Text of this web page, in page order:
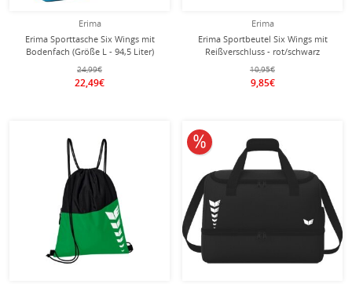
Erima
Erima Sporttasche Six Wings mit
Bodenfach (Größe L - 94,5 Liter)
curacaoblau/schwarz 60x35x45cm
24,99€
22,49€
Erima
Erima Sportbeutel Six Wings mit
Reißverschluss - rot/schwarz
10,95€
9,85€
10% reduziert